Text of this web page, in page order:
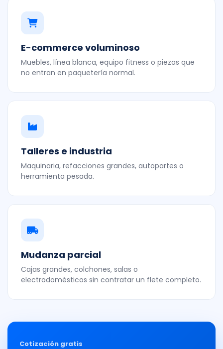
E-commerce voluminoso
Muebles, línea blanca, equipo fitness o piezas que
no entran en paquetería normal.
Talleres e industria
Maquinaria, refacciones grandes, autopartes o
herramienta pesada.
Mudanza parcial
Cajas grandes, colchones, salas o
electrodomésticos sin contratar un flete completo.
Cotización gratis